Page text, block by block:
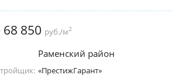
68 850 руб./м2
Раменский район
«ПрестижГарант»